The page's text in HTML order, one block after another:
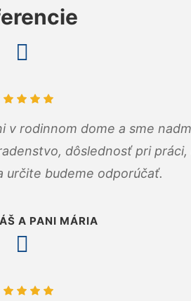
v rodinnom dome a sme
dôslednosť pri práci,
určite budeme odporúčať.
A PANI MÁRIA